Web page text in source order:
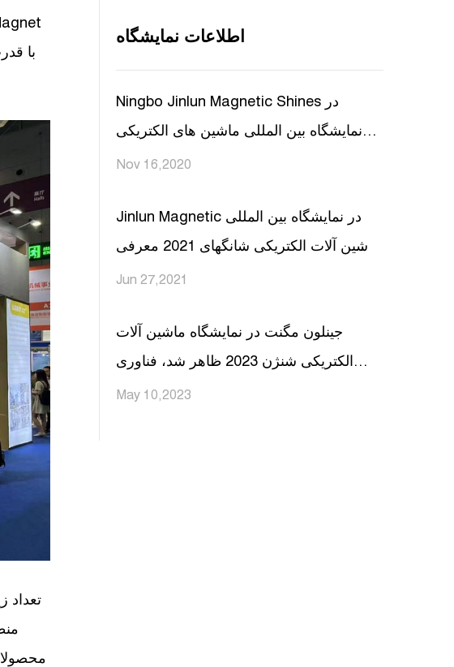
با
اطلاعات نمایشگاه
Ningbo Jinlun Magnetic Shines در
نمایشگاه بین المللی ماشین های الکتریکی
شانگهای 2020
Nov 16,2020
Jinlun Magnetic در نمایشگاه بین المللی
ماشین آلات الکتریکی شانگهای 2021 معرفی
شد
Jun 27,2021
جینلون مگنت در نمایشگاه ماشین آلات
الکتریکی شنژن 2023 ظاهر شد، فناوری
هاردکور برای شعله ور کردن شتاب جدید
May 10,2023